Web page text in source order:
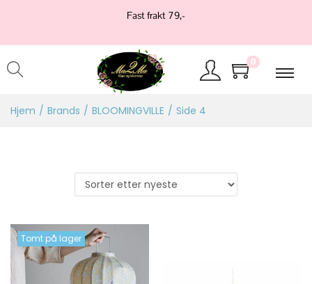
Fast frakt 79,-
0
Hjem / Brands / BLOOMINGVILLE / Side 4
Tomt på lager